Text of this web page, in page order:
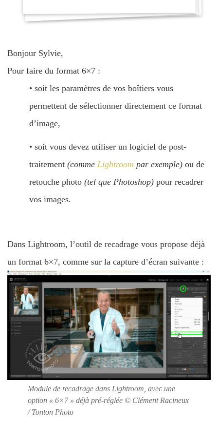
Bonjour Sylvie,
Pour faire du format 6×7 :
• soit les paramètres de vos boîtiers vous
permettent de sélectionner directement ce format
d’image,
• soit vous devez utiliser un logiciel de post-
traitement (comme Lightroom par exemple) ou de
retouche photo (tel que Photoshop) pour recadrer
vos images.
Dans Lightroom, l’outil de recadrage vous propose déjà
un format 6×7, comme sur la capture d’écran suivante :
Module de recadrage dans Lightroom, avec une
option « 6×7 » déjà pré-réglée © Clément Racineux
/ Tonton Photo